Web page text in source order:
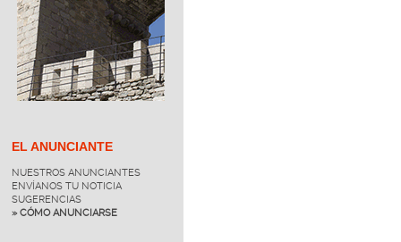
EL ANUNCIANTE
NUESTROS ANUNCIANTES
ENVÍANOS TU NOTICIA
SUGERENCIAS
» CÓMO ANUNCIARSE